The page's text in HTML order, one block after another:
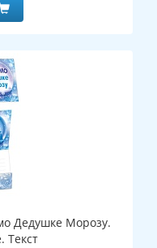
Дедушке Морозу.
Текст